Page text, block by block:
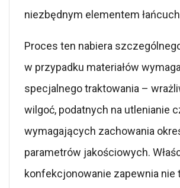
niezbędnym elementem
Proces ten nabiera
w przypadku materiałów
specjalnego traktowania –
wilgoć, podatnych na utlenianie
wymagających zachowania
parametrów jakościowych.
konfekcjonowanie zapewnia nie